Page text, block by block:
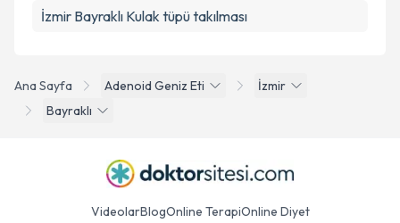
Ana Sayfa Adenoid Geniz Eti
İzmir
Bayraklı
İzmir Bayraklı Kulak tüpü takılması
VideolarBlogOnline TerapiOnline Diyet